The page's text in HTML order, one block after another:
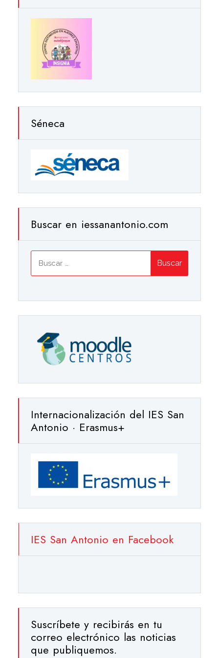
Séneca
Buscar en iessanantonio.com
Internacionalización del IES San
Antonio · Erasmus+
IES San Antonio en Facebook
Suscríbete y recibirás en tu
correo electrónico las noticias
que publiquemos.